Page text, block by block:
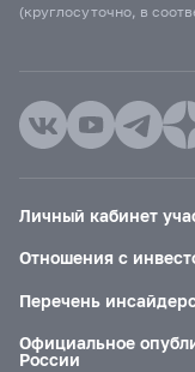
(круглосуточно, в
Личный кабинет
Отношения с
Перечень
Официальное
России